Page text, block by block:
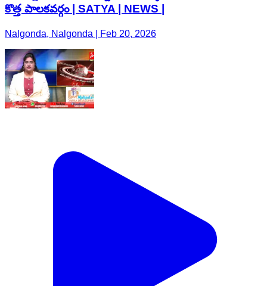
కొత్త పాలకవర్గం | SATYA | NEWS |
Nalgonda, Nalgonda | Feb 20, 2026